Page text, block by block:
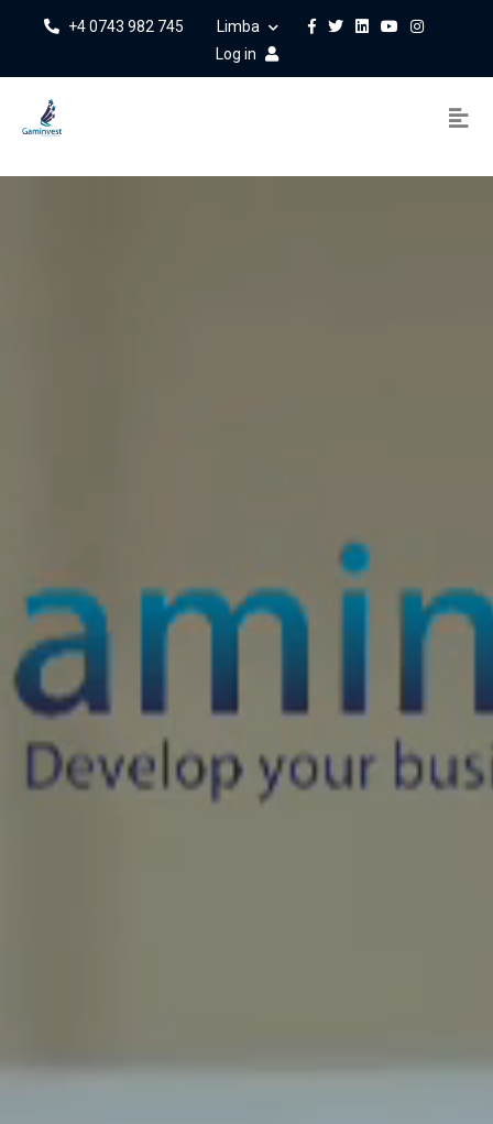
+4 0743 982 745
Limba
Log in